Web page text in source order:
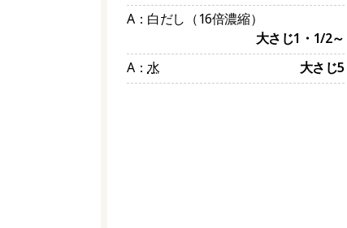
A：白だし（16倍濃縮）
大さじ1・1/2～
A：水 大さじ5